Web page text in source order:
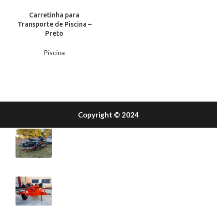
Carretinha para
Transporte de Piscina –
Preto
Piscina
Copyright © 2024​